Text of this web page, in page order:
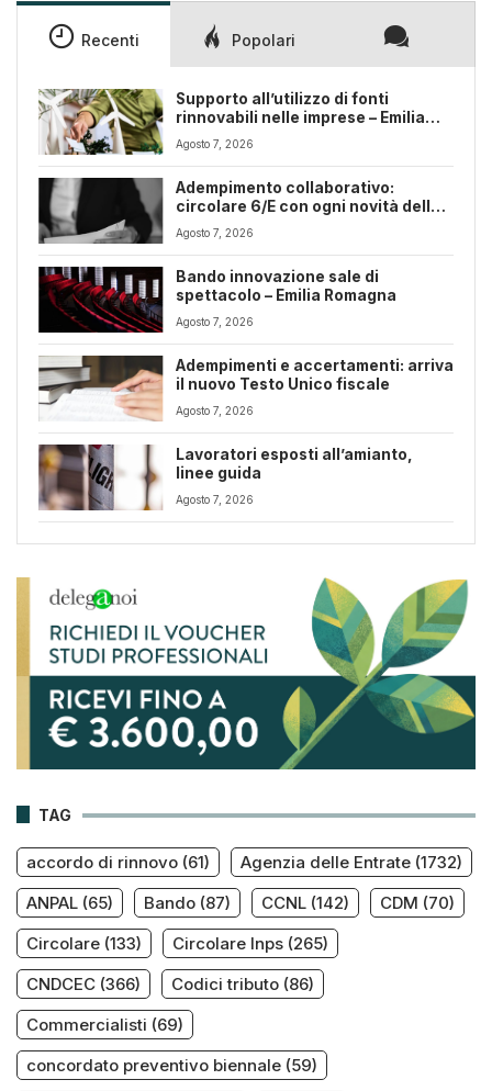
Recenti Popolari
Supporto all’utilizzo di fonti
rinnovabili nelle imprese – Emilia
Romagna
Agosto 7, 2026
Adempimento collaborativo:
circolare 6/E con ogni novità della
riforma fiscale
Agosto 7, 2026
Bando innovazione sale di
spettacolo – Emilia Romagna
Agosto 7, 2026
Adempimenti e accertamenti: arriva
il nuovo Testo Unico fiscale
Agosto 7, 2026
Lavoratori esposti all’amianto,
linee guida
Agosto 7, 2026
TAG
accordo di rinnovo (61) Agenzia delle Entrate (1732)
ANPAL (65) Bando (87) CCNL (142) CDM (70)
Circolare (133) Circolare Inps (265)
CNDCEC (366) Codici tributo (86)
Commercialisti (69)
concordato preventivo biennale (59)